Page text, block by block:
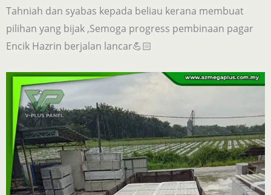
Tahniah dan syabas kepada beliau kerana membuat
pilihan yang bijak ,Semoga progress pembinaan pagar
Encik Hazrin berjalan lancar💪🏻